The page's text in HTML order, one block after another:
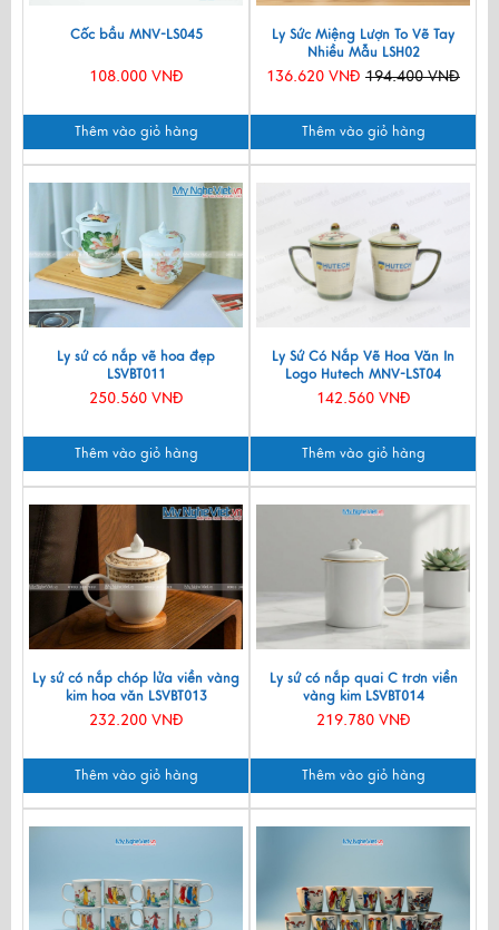
Cốc bầu MNV-LS045
108.000 VNĐ
Thêm vào giỏ hàng
Ly Sức Miệng Lượn To Vẽ Tay
Nhiều Mẫu LSH02
136.620 VNĐ 194.400 VNĐ
Thêm vào giỏ hàng
Ly sứ có nắp vẽ hoa đẹp
LSVBT011
250.560 VNĐ
Thêm vào giỏ hàng
Ly Sứ Có Nắp Vẽ Hoa Văn In
Logo Hutech MNV-LST04
142.560 VNĐ
Thêm vào giỏ hàng
Ly sứ có nắp chóp lửa viền vàng
kim hoa văn LSVBT013
232.200 VNĐ
Thêm vào giỏ hàng
Ly sứ có nắp quai C trơn viền
vàng kim LSVBT014
219.780 VNĐ
Thêm vào giỏ hàng